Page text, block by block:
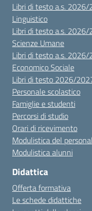
Libri di testo a.s.
Linguistico
Libri di testo a.s.
Scienze Umane
Libri di testo a.s.
Economico Sociale
Libri di testo 2026/
Personale scolastico
Famiglie e studenti
Percorsi di studio
Orari di ricevimento
Modulistica del
Modulistica alunni
Didattica
Offerta formativa
Le schede didattiche